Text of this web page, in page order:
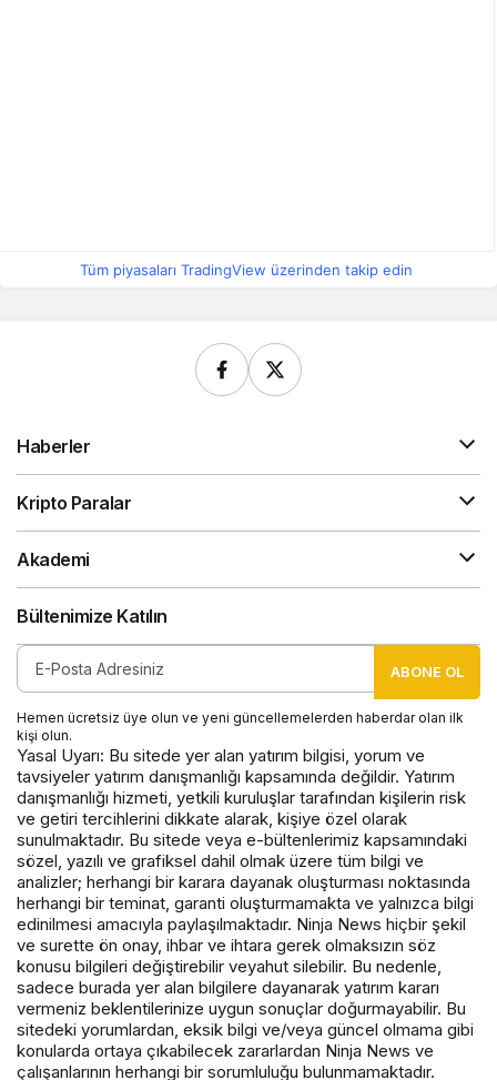
Tüm piyasaları TradingView üzerinden takip edin
Haberler
Kripto Paralar
Akademi
Bültenimize Katılın
ABONE OL
Hemen ücretsiz üye olun ve yeni güncellemelerden haberdar olan ilk
kişi olun.
Yasal Uyarı: Bu sitede yer alan yatırım bilgisi, yorum ve
tavsiyeler yatırım danışmanlığı kapsamında değildir. Yatırım
danışmanlığı hizmeti, yetkili kuruluşlar tarafından kişilerin risk
ve getiri tercihlerini dikkate alarak, kişiye özel olarak
sunulmaktadır. Bu sitede veya e-bültenlerimiz kapsamındaki
sözel, yazılı ve grafiksel dahil olmak üzere tüm bilgi ve
analizler; herhangi bir karara dayanak oluşturması noktasında
herhangi bir teminat, garanti oluşturmamakta ve yalnızca bilgi
edinilmesi amacıyla paylaşılmaktadır. Ninja News hiçbir şekil
ve surette ön onay, ihbar ve ihtara gerek olmaksızın söz
konusu bilgileri değiştirebilir veyahut silebilir. Bu nedenle,
sadece burada yer alan bilgilere dayanarak yatırım kararı
vermeniz beklentilerinize uygun sonuçlar doğurmayabilir. Bu
sitedeki yorumlardan, eksik bilgi ve/veya güncel olmama gibi
konularda ortaya çıkabilecek zararlardan Ninja News ve
çalışanlarının herhangi bir sorumluluğu bulunmamaktadır.